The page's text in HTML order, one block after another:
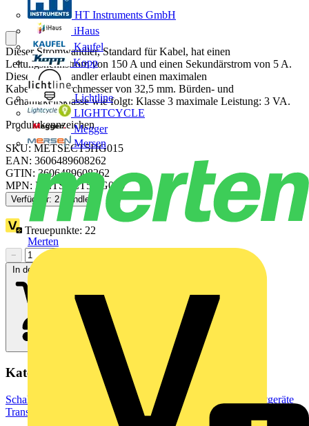
HT Instruments GmbH
iHaus
Kaufel
Kopp
Lichtline
LIGHTCYCLE
Megger
Mersen
Merten
Dieser Stromwandler, Standard für Kabel, hat einen
Leitungsnennstrom von 150 A und einen Sekundärstrom von 5 A.
Dieser Stromwandler erlaubt einen maximalen
Kabelaußendurchmesser von 32,5 mm. Bürden- und
Genauigkeitsklasse wie folgt: Klasse 3 maximale Leistung: 3 VA.
Produktkennzeichen
SKU: METSECT5HG015
EAN: 3606489608262
GTIN: 3606489608262
MPN: METSECT5HG015
Verfügbar: 2 Händler
Treuepunkte: 22
−
In den Warenkorb
Kategorien
Schaltgeräte & Überstromschutz Schaltgeräte
Industrieschaltgeräte
Transformatoren & Netzteile
Elektrotransformatoren